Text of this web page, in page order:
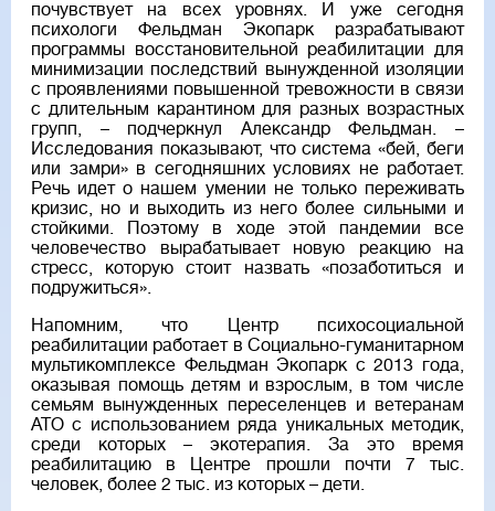
почувствует на всех уровнях. И уже сегодня
психологи Фельдман Экопарк разрабатывают
программы восстановительной реабилитации для
минимизации последствий вынужденной изоляции
с проявлениями повышенной тревожности в связи
с длительным карантином для разных возрастных
групп, – подчеркнул Александр Фельдман. –
Исследования показывают, что система «бей, беги
или замри» в сегодняшних условиях не работает.
Речь идет о нашем умении не только переживать
кризис, но и выходить из него более сильными и
стойкими. Поэтому в ходе этой пандемии все
человечество вырабатывает новую реакцию на
стресс, которую стоит назвать «позаботиться и
подружиться».
Напомним, что Центр психосоциальной
реабилитации работает в Социально-гуманитарном
мультикомплексе Фельдман Экопарк с 2013 года,
оказывая помощь детям и взрослым, в том числе
семьям вынужденных переселенцев и ветеранам
АТО с использованием ряда уникальных методик,
среди которых – экотерапия. За это время
реабилитацию в Центре прошли почти 7 тыс.
человек, более 2 тыс. из которых – дети.